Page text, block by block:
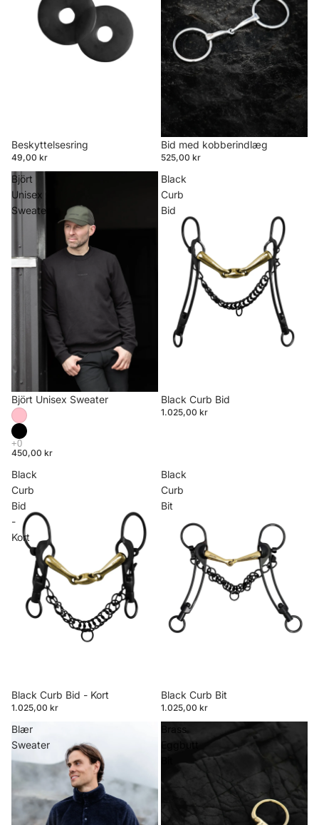
Beskyttelsesring
49,00 kr
Bid med kobberindlæg
525,00 kr
Björt
Unisex
Sweater
Björt Unisex Sweater
450,00 kr
Black
Curb
Bid
Black Curb Bid
1.025,00 kr
Black
Curb
Bid
-
Kort
Black Curb Bid - Kort
1.025,00 kr
Black
Curb
Bit
Black Curb Bit
1.025,00 kr
Blær
Sweater
Brass
Eggbutt